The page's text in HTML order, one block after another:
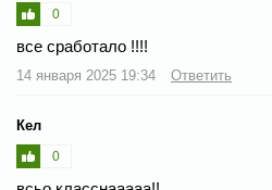
0
все сработало !!!!
14 января 2025 19:34 Ответить
Кел
0